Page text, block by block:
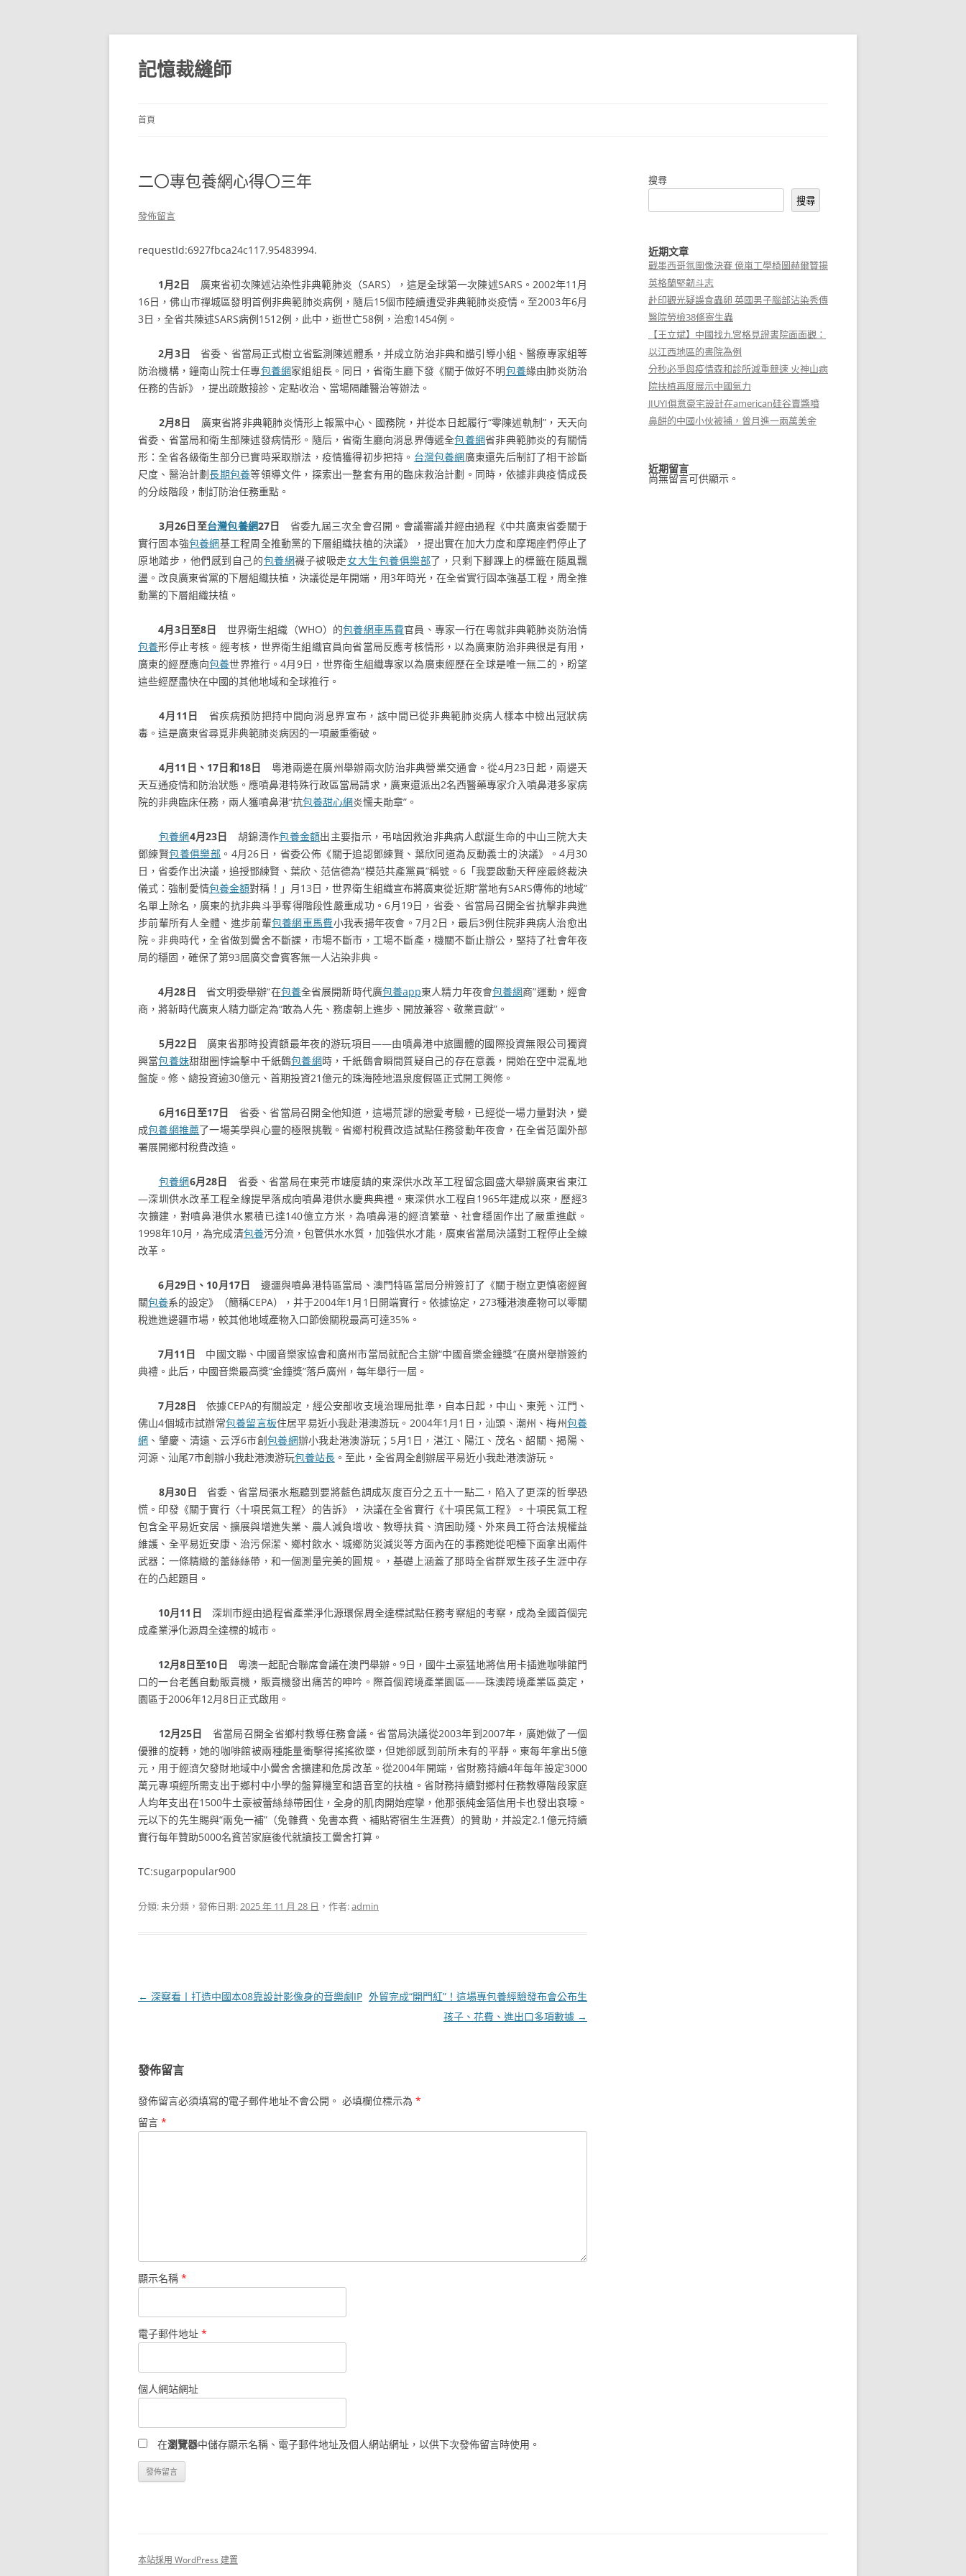
跳
主
要
內
記憶裁縫師
首頁
二〇專包養網心得〇三年
發佈留言
requestId:6927fbca24c117.95483994.
1月2日 廣東省初次陳述沾染性非典範肺炎（SARS），這是全球第一次陳述SARS。2002年11月
16日，佛山市禪城區發明首例非典範肺炎病例，隨后15個市陸續遭受非典範肺炎疫情。至2003年6月
3日，全省共陳述SARS病例1512例，此中，逝世亡58例，治愈1454例。
2月3日 省委、省當局正式樹立省監測陳述體系，并成立防治非典和諧引導小組、醫療專家組等
防治機構，鐘南山院士任專包養網家組組長。同日，省衛生廳下發《關于做好不明包養緣由肺炎防治
任務的告訴》，提出疏散接診、定點收治、當場隔離醫治等辦法。
2月8日 廣東省將非典範肺炎情形上報黨中心、國務院，并從本日起履行“零陳述軌制”，天天向
省委、省當局和衛生部陳述發病情形。隨后，省衛生廳向消息界傳遞全包養網省非典範肺炎的有關情
形：全省各級衛生部分已實時采取辦法，疫情獲得初步把持。 台灣包養網廣東還先后制訂了相干診斷
尺度、醫治計劃長期包養等領導文件，探索出一整套有用的臨床救治計劃。同時，依據非典疫情成長
的分歧階段，制訂防治任務重點。
3月26日至台灣包養網27日 省委九屆三次全會召開。會議審議并經由過程《中共廣東省委關于
實行固本強包養網基工程周全推動黨的下層組織扶植的決議》，提出實在加大力度和摩羯座們停止了
原地踏步，他們感到自己的包養網襪子被吸走女大生包養俱樂部了，只剩下腳踝上的標籤在隨風飄
盪。改良廣東省黨的下層組織扶植，決議從是年開端，用3年時光，在全省實行固本強基工程，周全推
動黨的下層組織扶植。
4月3日至8日 世界衛生組織（WHO）的包養網車馬費官員、專家一行在粵就非典範肺炎防治情
包養形停止考核。經考核，世界衛生組織官員向省當局反應考核情形，以為廣東防治非典很是有用，
廣東的經歷應向包養世界推行。4月9日，世界衛生組織專家以為廣東經歷在全球是唯一無二的，盼望
這些經歷盡快在中國的其他地域和全球推行。
4月11日 省疾病預防把持中間向消息界宣布，該中間已從非典範肺炎病人樣本中檢出冠狀病
毒。這是廣東省尋覓非典範肺炎病因的一項嚴重衝破。
4月11日、17日和18日 粵港兩邊在廣州舉辦兩次防治非典營業交通會。從4月23日起，兩邊天
天互通疫情和防治狀態。應噴鼻港特殊行政區當局請求，廣東還派出2名西醫藥專家介入噴鼻港多家病
院的非典臨床任務，兩人獲噴鼻港“抗包養甜心網炎懦夫勛章”。
包養網4月23日 胡錦濤作包養金額出主要指示，弔唁因救治非典病人獻誕生命的中山三院大夫
鄧練賢包養俱樂部 。4月26日，省委公佈《關于追認鄧練賢、葉欣同道為反動義士的決議》。4月30
日，省委作出決議，追授鄧練賢、葉欣、范信德為“模范共產黨員”稱號。6「我要啟動天秤座最終裁決
儀式：強制愛情包養金額對稱！」月13日，世界衛生組織宣布將廣東從近期“當地有SARS傳佈的地域”
名單上除名，廣東的抗非典斗爭奪得階段性嚴重成功。6月19日，省委、省當局召開全省抗擊非典進
步前輩所有人全體、進步前輩包養網車馬費小我表揚年夜會。7月2日，最后3例住院非典病人治愈出
院。非典時代，全省做到黌舍不斷課，市場不斷市，工場不斷產，機關不斷止辦公，堅持了社會年夜
局的穩固，確保了第93屆廣交會賓客無一人沾染非典。
4月28日 省文明委舉辦“在包養全省展開新時代廣包養app東人精力年夜會包養網商”運動，經會
商，將新時代廣東人精力斷定為“敢為人先、務虛朝上進步、開放兼容、敬業貢獻”。
5月22日 廣東省那時投資額最年夜的游玩項目——由噴鼻港中旅團體的國際投資無限公司獨資
興當包養妹甜甜圈悖論擊中千紙鶴包養網時，千紙鶴會瞬間質疑自己的存在意義，開始在空中混亂地
盤旋。修、總投資逾30億元、首期投資21億元的珠海陸地溫泉度假區正式開工興修。
6月16日至17日 省委、省當局召開全他知道，這場荒謬的戀愛考驗，已經從一場力量對決，變
成包養網推薦了一場美學與心靈的極限挑戰。省鄉村稅費改造試點任務發動年夜會，在全省范圍外部
署展開鄉村稅費改造。
包養網6月28日 省委、省當局在東莞市塘廈鎮的東深供水改革工程留念園盛大舉辦廣東省東江
—深圳供水改革工程全線提早落成向噴鼻港供水慶典典禮。東深供水工程自1965年建成以來，歷經3
次擴建，對噴鼻港供水累積已達140億立方米，為噴鼻港的經濟繁華、社會穩固作出了嚴重進獻。
1998年10月，為完成清包養污分流，包管供水水質，加強供水才能，廣東省當局決議對工程停止全線
改革。
6月29日、10月17日 邊疆與噴鼻港特區當局、澳門特區當局分辨簽訂了《關于樹立更慎密經貿
關包養系的設定》（簡稱CEPA），并于2004年1月1日開端實行。依據協定，273種港澳產物可以零關
稅進進邊疆市場，較其他地域產物入口節儉關稅最高可達35%。
7月11日 中國文聯、中國音樂家協會和廣州市當局就配合主辦“中國音樂金鐘獎”在廣州舉辦簽約
典禮。此后，中國音樂最高獎“金鐘獎”落戶廣州，每年舉行一屆。
7月28日 依據CEPA的有關設定，經公安部收支境治理局批準，自本日起，中山、東莞、江門、
佛山4個城市試辦常包養留言板住居平易近小我赴港澳游玩。2004年1月1日，汕頭、潮州、梅州包養
網 、肇慶、清遠、云浮6市創包養網辦小我赴港澳游玩；5月1日，湛江、陽江、茂名、韶關、揭陽、
河源、汕尾7市創辦小我赴港澳游玩包養站長 。至此，全省周全創辦居平易近小我赴港澳游玩。
8月30日 省委、省當局張水瓶聽到要將藍色調成灰度百分之五十一點二，陷入了更深的哲學恐
慌。印發《關于實行〈十項民氣工程〉的告訴》，決議在全省實行《十項民氣工程》。十項民氣工程
包含全平易近安居、擴展與增進失業、農人減負增收、教導扶貧、濟困助殘、外來員工符合法規權益
維護、全平易近安康、治污保潔、鄉村飲水、城鄉防災減災等方面內在的事務她從吧檯下面拿出兩件
武器：一條精緻的蕾絲絲帶，和一個測量完美的圓規。，基礎上涵蓋了那時全省群眾生孩子生涯中存
在的凸起題目。
10月11日 深圳市經由過程省產業淨化源環保周全達標試點任務考察組的考察，成為全國首個完
成產業淨化源周全達標的城市。
12月8日至10日 粵澳一起配合聯席會議在澳門舉辦。9日，國牛土豪猛地將信用卡插進咖啡館門
口的一台老舊自動販賣機，販賣機發出痛苦的呻吟。際首個跨境產業園區——珠澳跨境產業區奠定，
園區于2006年12月8日正式啟用。
12月25日 省當局召開全省鄉村教導任務會議。省當局決議從2003年到2007年，廣她做了一個
優雅的旋轉，她的咖啡館被兩種能量衝擊得搖搖欲墜，但她卻感到前所未有的平靜。東每年拿出5億
元，用于經濟欠發財地域中小黌舍舍擴建和危房改革。從2004年開端，省財務持續4年每年設定3000
萬元專項經所需支出于鄉村中小學的盤算機室和語音室的扶植。省財務持續對鄉村任務教導階段家庭
人均年支出在1500牛土豪被蕾絲絲帶困住，全身的肌肉開始痙攣，他那張純金箔信用卡也發出哀嚎。
元以下的先生賜與“兩免一補”（免雜費、免書本費、補貼寄宿生生涯費）的贊助，并設定2.1億元持續
實行每年贊助5000名貧苦家庭後代就讀技工黌舍打算。
TC:sugarpopular900
分類: 未分類，發佈日期:2025 年 11 月 28 日 ，作者:admin
文
← 深察看丨打造中國本08靠設計影像身的音樂劇IP 外貿完成“開門紅”！這場專包養經驗發布會公布生
孩子、花費、進出口多項數據 →
發佈留言
發佈留言必須填寫的電子郵件地址不會公開。 必填欄位標示為 *
留言 *
顯示名稱 *
電子郵件地址 *
個人網站網址
在瀏覽器中儲存顯示名稱、電子郵件地址及個人網站網址，以供下次發佈留言時使用。
搜尋
搜尋
近期文章
戰墨西哥氛圍像決賽 億嵐工學椅圖赫爾贊揚
英格蘭堅韌斗志
赴印觀光疑誤食蟲卵 英國男子腦部沾染秀傳
醫院勞檢38條寄生蟲
【王立斌】中國找九宮格見證書院面面觀：
以江西地區的書院為例
分秒必爭與疫情森和診所減重競速 火神山病
院扶植再度展示中國氣力
JIUYI俱意豪宅設計在american硅谷賣醬噴
鼻餅的中國小伙被捕，曾月進一兩萬美金
近期留言
尚無留言可供顯示。
本站採用 WordPress 建置